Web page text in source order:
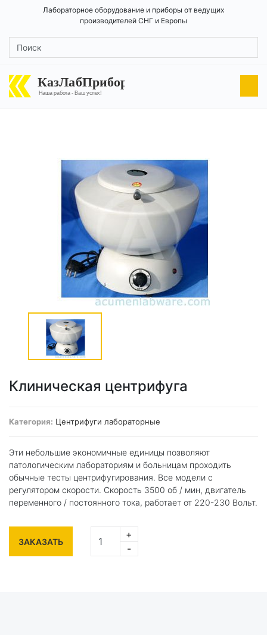
Лабораторное оборудование и приборы от ведущих
производителей СНГ и Европы
КазЛабПрибор
Наша работа - Ваш успех!
Клиническая центрифуга
Категория: Центрифуги лабораторные
Эти небольшие экономичные единицы позволяют
патологическим лабораториям и больницам проходить
обычные тесты центрифугирования. Все модели с
регулятором скорости. Скорость 3500 об / мин, двигатель
переменного / постоянного тока, работает от 220-230 Вольт.
ЗАКАЗАТЬ
+
-